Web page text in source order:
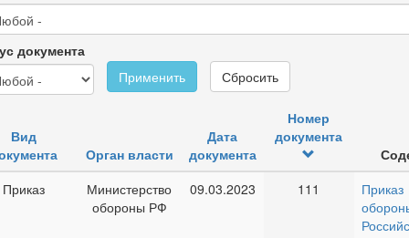
документа
Применить
Сбросить
Вид
Орган власти
Дата
документа
Номер
документа
Приказ
Министерство
обороны РФ
09.03.2023 111